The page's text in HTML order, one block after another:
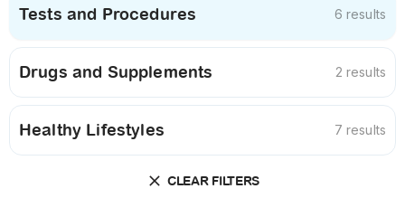
Tests and Procedures 6 results
Drugs and Supplements 2 results
Healthy Lifestyles 7 results
CLEAR FILTERS